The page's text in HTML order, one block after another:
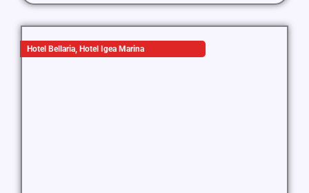
Hotel Bellaria, Hotel Igea Marina